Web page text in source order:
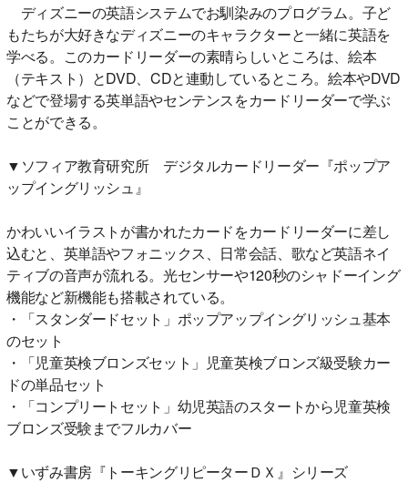
ディズニーの英語システムでお馴染みのプログラム。子ど
もたちが大好きなディズニーのキャラクターと一緒に英語を
学べる。このカードリーダーの素晴らしいところは、絵本
（テキスト）とDVD、CDと連動しているところ。絵本やDVD
などで登場する英単語やセンテンスをカードリーダーで学ぶ
ことができる。
▼ソフィア教育研究所 デジタルカードリーダー『ポップア
ップイングリッシュ』
かわいいイラストが書かれたカードをカードリーダーに差し
込むと、英単語やフォニックス、日常会話、歌など英語ネイ
ティブの音声が流れる。光センサーや120秒のシャドーイング
機能など新機能も搭載されている。
・「スタンダードセット」ポップアップイングリッシュ基本
のセット
・「児童英検ブロンズセット」児童英検ブロンズ級受験カー
ドの単品セット
・「コンプリートセット」幼児英語のスタートから児童英検
ブロンズ受験までフルカバー
▼いずみ書房『トーキングリピーターＤＸ』シリーズ